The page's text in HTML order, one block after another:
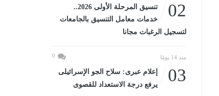
02
تنسيق المرحلة الأولى 2026..
خدمات معامل التنسيق بالجامعات
لتسجيل الرغبات مجانا
منذ 14 يومًا 0
03
إعلام عبرى: سلاح الجو الإسرائيلى
يرفع درجة الاستعداد للقصوى